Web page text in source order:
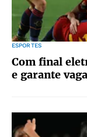
ESPORTES
Com final
e garante